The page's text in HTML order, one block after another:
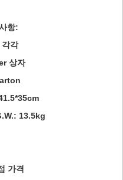
항:
각각
상자
13.5kg
가격